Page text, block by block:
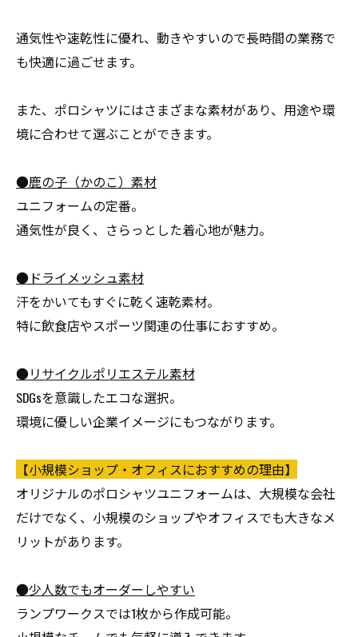
通気性や速乾性に優れ、動きやすいので長時間の業務で
も快適に過ごせます。
また、ポロシャツにはさまざまな素材があり、用途や環
境に合わせて選ぶことができます。
●鹿の子（かのこ）素材
ユニフォームの定番。
通気性が良く、さらっとした着心地が魅力。
●ドライメッシュ素材
汗をかいてもすぐに乾く速乾素材。
特に飲食店やスポーツ関連の仕事におすすめ。
●リサイクルポリエステル素材
SDGsを意識したエコな選択。
環境に優しい企業イメージにもつながります。
【小規模ショップ・オフィスにおすすめの理由】
オリジナルのポロシャツユニフォームは、大規模な会社
だけでなく、小規模のショップやオフィスでも大きなメ
リットがあります。
●少人数でもオーダーしやすい
ランプワークスでは1枚から作成可能。